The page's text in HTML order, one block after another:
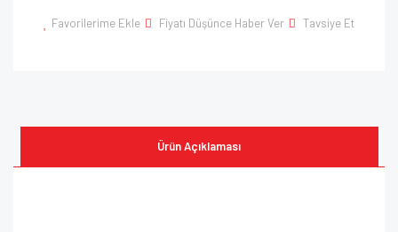
Favorilerime Ekle Fiyatı Düşünce Haber Ver Tavsiye Et
Ürün Açıklaması